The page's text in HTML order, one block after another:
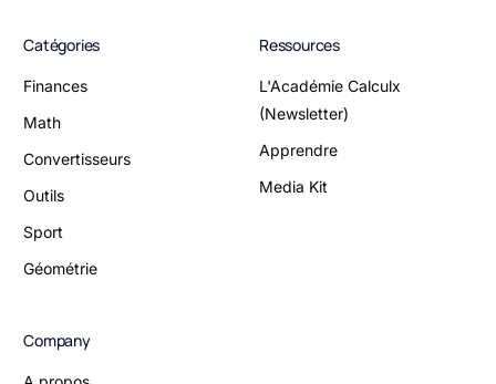
Catégories
Finances
Math
Convertisseurs
Outils
Sport
Géométrie
Ressources
L'Académie Calculx
(Newsletter)
Apprendre
Media Kit
Company